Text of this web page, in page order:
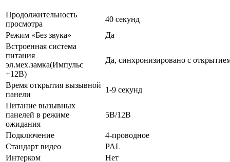
Продолжительность
просмотра
40 секунд
Режим «Без звука»
Да
Встроенная система
питания
эл.мех.замка(Импульс
+12В)
Да, синхронизировано с
Время открытия вызывной
панели
1-9 секунд
Питание вызывных
панелей в режиме
ожидания
5В/12В
Подключение
4-проводное
Стандарт видео
PAL
Интерком
Нет